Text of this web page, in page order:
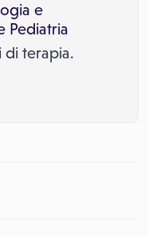
e
Pediatria
di terapia.